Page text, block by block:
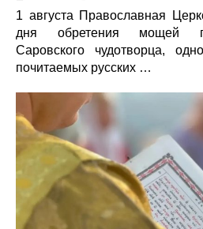
1 августа Православная
дня обретения мощей
Саровского чудотворца,
почитаемых русских …